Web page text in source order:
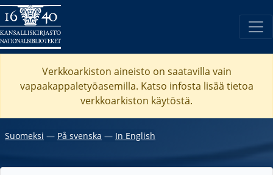
Verkkoarkiston aineisto on saatavilla vain
vapaakappaletyöasemilla. Katso infosta lisää tietoa
verkkoarkiston käytöstä.
Suomeksi ― På svenska ― In English